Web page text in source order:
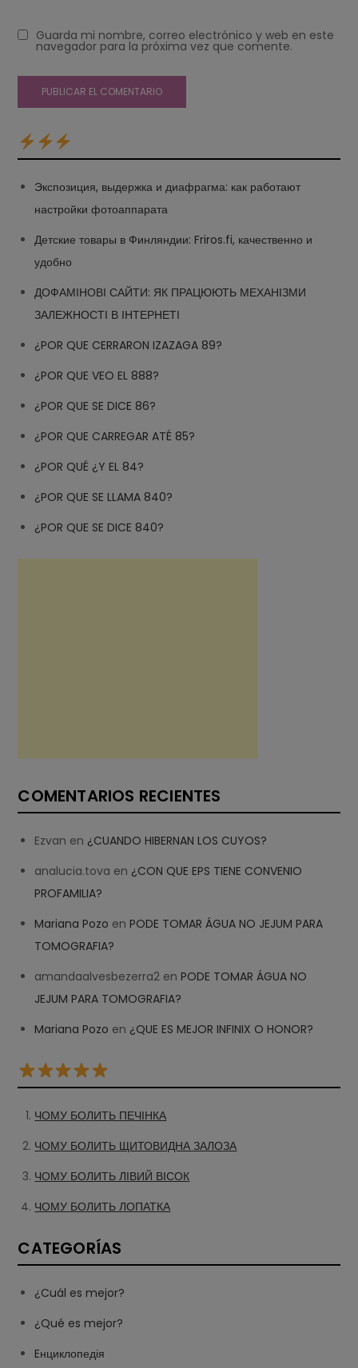
Guarda mi nombre, correo electrónico y web en este
navegador para la próxima vez que comente.
Экспозиция, выдержка и диафрагма: как работают
настройки фотоаппарата
Детские товары в Финляндии: Friros.fi, качественно и
удобно
ДОФАМІНОВІ САЙТИ: ЯК ПРАЦЮЮТЬ МЕХАНІЗМИ
ЗАЛЕЖНОСТІ В ІНТЕРНЕТІ
¿POR QUE CERRARON IZAZAGA 89?
¿POR QUE VEO EL 888?
¿POR QUE SE DICE 86?
¿POR QUE CARREGAR ATÉ 85?
¿POR QUÉ ¿Y EL 84?
¿POR QUE SE LLAMA 840?
¿POR QUE SE DICE 840?
COMENTARIOS RECIENTES
Ezvan en ¿CUANDO HIBERNAN LOS CUYOS?
analucia.tova en ¿CON QUE EPS TIENE CONVENIO
PROFAMILIA?
Mariana Pozo enPODE TOMAR ÁGUA NO JEJUM PARA
TOMOGRAFIA?
amandaalvesbezerra2 enPODE TOMAR ÁGUA NO
JEJUM PARA TOMOGRAFIA?
Mariana Pozo en ¿QUE ES MEJOR INFINIX O HONOR?
ЧОМУ БОЛИТЬ ПЕЧІНКА
ЧОМУ БОЛИТЬ ЩИТОВИДНА ЗАЛОЗА
ЧОМУ БОЛИТЬ ЛІВИЙ ВІСОК
ЧОМУ БОЛИТЬ ЛОПАТКА
CATEGORÍAS
¿Cuál es mejor?
¿Qué es mejor?
Eнциклопедія